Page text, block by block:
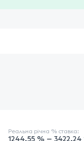
Реальна річна % ставка:
1244.55 % — 3422.24